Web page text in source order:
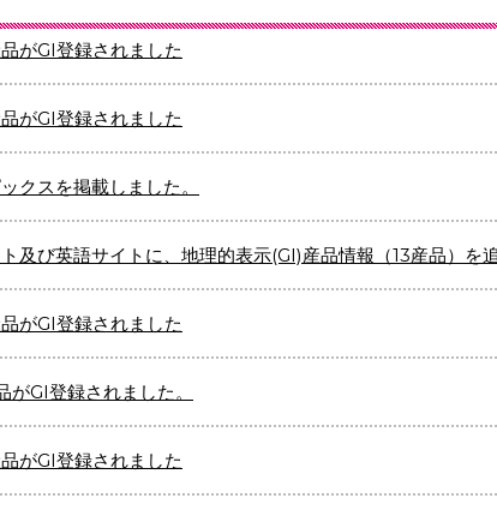
がGI登録されました
がGI登録されました
クスを掲載しました。
及び英語サイトに、地理的表示(GI)産品情報（13産品）を
がGI登録されました
がGI登録されました。
がGI登録されました